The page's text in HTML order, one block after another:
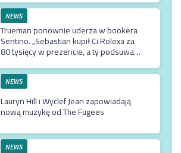
NEWS
Trueman ponownie uderza w bookera
Sentino. „Sebastian kupił Ci Rolexa za
80 tysięcy w prezencie, a ty podsuwasz
NEWS
Lauryn Hill i Wyclef Jean zapowiadają
nową muzykę od The Fugees
NEWS